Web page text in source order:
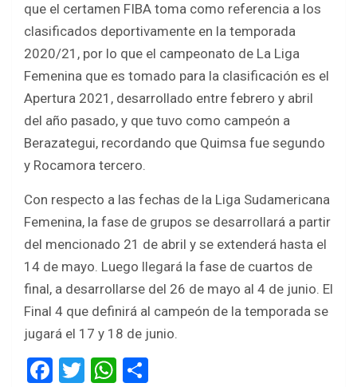
que el certamen FIBA toma como referencia a los
clasificados deportivamente en la temporada
2020/21, por lo que el campeonato de La Liga
Femenina que es tomado para la clasificación es el
Apertura 2021, desarrollado entre febrero y abril
del año pasado, y que tuvo como campeón a
Berazategui, recordando que Quimsa fue segundo
y Rocamora tercero.
Con respecto a las fechas de la Liga Sudamericana
Femenina, la fase de grupos se desarrollará a partir
del mencionado 21 de abril y se extenderá hasta el
14 de mayo. Luego llegará la fase de cuartos de
final, a desarrollarse del 26 de mayo al 4 de junio. El
Final 4 que definirá al campeón de la temporada se
jugará el 17 y 18 de junio.
F
T
W